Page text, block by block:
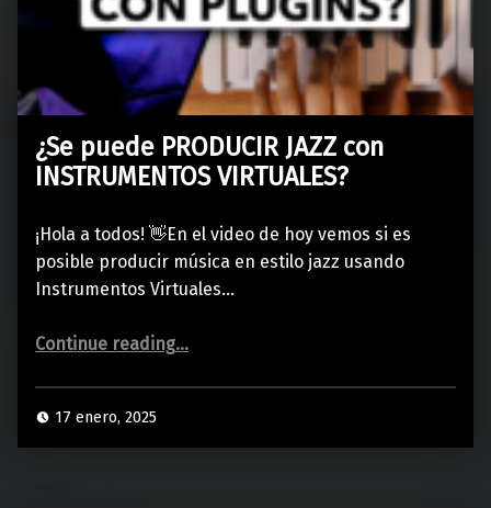
¿Se puede PRODUCIR JAZZ con
INSTRUMENTOS VIRTUALES?
¡Hola a todos! 👋En el video de hoy vemos si es
posible producir música en estilo jazz usando
Instrumentos Virtuales…
Continue reading“¿Se puede PRODUCIR JAZZ con INSTRUMENTOS VIRTUALES?”
…
17 enero, 2025